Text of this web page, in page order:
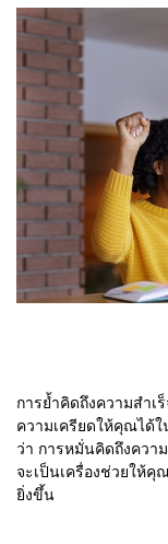
การย้ำคิดถึงความสำ
ความเครียดให้คุณได้
ว่า การหมั่นคิดถึงควา
จะเป็นเครื่องช่วยให้คุ
ยิ่งขึ้น